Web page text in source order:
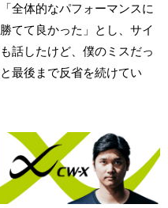
全体的なパフォーマンスに
てて良かった」とし、サイ
話したけど、僕のミスだっ
最後まで反省を続けてい